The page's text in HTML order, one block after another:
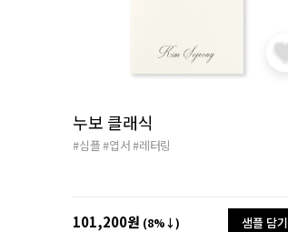
누보 클래식
#심플#엽서#레터링
101,200원 (8%↓) 샘플 담기